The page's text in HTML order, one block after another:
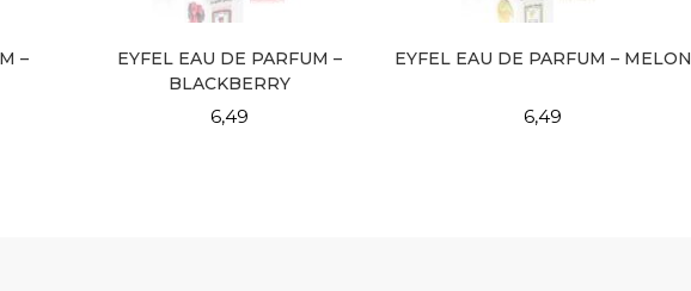
–
EYFEL EAU DE PARFUM –
BLACKBERRY
6,49
EYFEL EAU DE PARFUM – MELON
6,49